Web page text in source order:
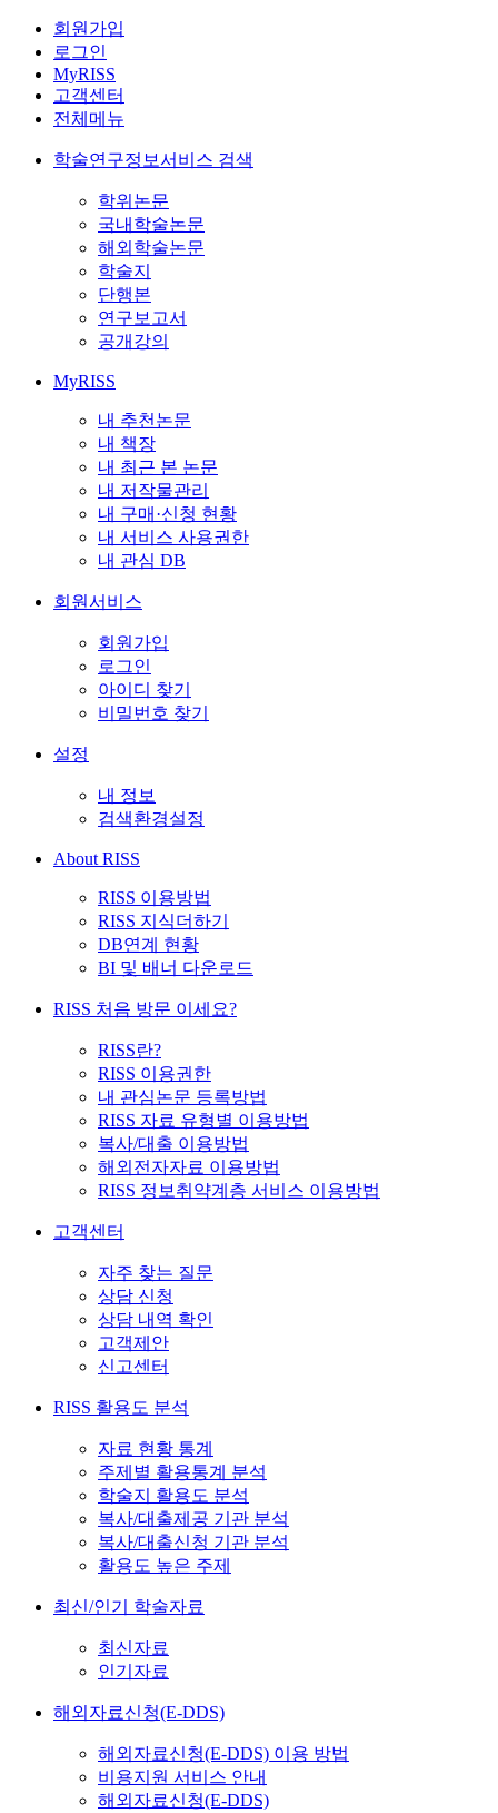
회원가입
로그인
MyRISS
고객센터
전체메뉴
학술연구정보서비스 검색
학위논문
국내학술논문
해외학술논문
학술지
단행본
연구보고서
공개강의
MyRISS
내 추천논문
내 책장
내 최근 본 논문
내 저작물관리
내 구매·신청 현황
내 서비스 사용권한
내 관심 DB
회원서비스
회원가입
로그인
아이디 찾기
비밀번호 찾기
설정
내 정보
검색환경설정
About RISS
RISS 이용방법
RISS 지식더하기
DB연계 현황
BI 및 배너 다운로드
RISS 처음 방문 이세요?
RISS란?
RISS 이용권한
내 관심논문 등록방법
RISS 자료 유형별 이용방법
복사/대출 이용방법
해외전자자료 이용방법
RISS 정보취약계층 서비스 이용방법
고객센터
자주 찾는 질문
상담 신청
상담 내역 확인
고객제안
신고센터
RISS 활용도 분석
자료 현황 통계
주제별 활용통계 분석
학술지 활용도 분석
복사/대출제공 기관 분석
복사/대출신청 기관 분석
활용도 높은 주제
최신/인기 학술자료
최신자료
인기자료
해외자료신청(E-DDS)
해외자료신청(E-DDS) 이용 방법
비용지원 서비스 안내
해외자료신청(E-DDS)